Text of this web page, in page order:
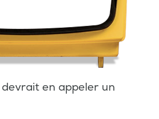
devrait en appeler un